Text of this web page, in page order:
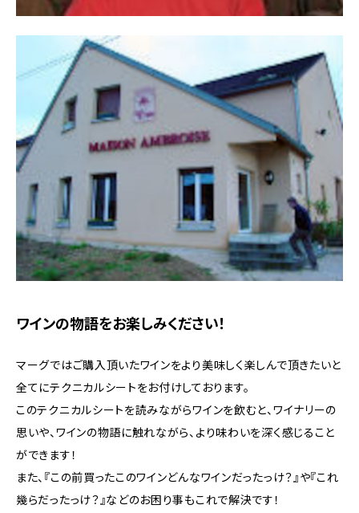
ワインの物語をお楽しみください！
マーグではご購入頂いたワインをより美味しく楽しんで頂きたいと
全てにテクニカルシートをお付けしております。
このテクニカルシートを読みながらワインを飲むと、ワイナリーの
思いや、ワインの物語に触れながら、より味わいを深く感じること
ができます！
また、『この前買ったこのワインどんなワインだったっけ？』や『これ
幾らだったっけ？』などのお困り事もこれで解決です！